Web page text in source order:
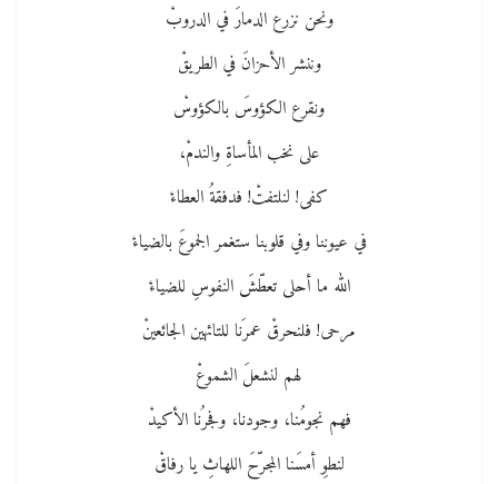
ونحن نزرع الدمارَ في الدروبْ
وننشر الأحزانَ في الطريقْ
ونقرع الكؤوسَ بالكؤوسْ
على نخب المأساةِ والندمْ،
كفى! لنلتفتْ! فدفقةُ العطاءْ
في عيوننا وفي قلوبنا ستغمر الجموعَ بالضياءْ
الله ما أحلى تعطّشَ النفوسِ للضياءْ
مرحى! فلنحرقْ عمرَنا للتائهين الجائعينْ
لهم لنشعلَ الشموعْ
فهم نجومُنا، وجودنا، وفجرُنا الأكيدْ
لنطوِ أمسَنا المجرّحَ اللهاثِ يا رفاقْ